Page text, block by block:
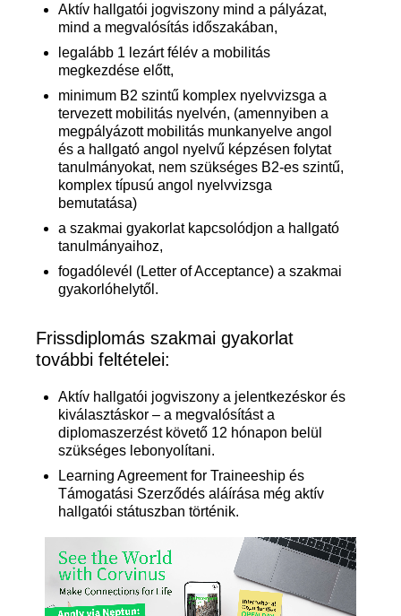
Aktív hallgatói jogviszony mind a pályázat,
mind a megvalósítás időszakában,
legalább 1 lezárt félév a mobilitás
megkezdése előtt,
minimum B2 szintű komplex nyelvvizsga a
tervezett mobilitás nyelvén, (amennyiben a
megpályázott mobilitás munkanyelve angol
és a hallgató angol nyelvű képzésen folytat
tanulmányokat, nem szükséges B2-es szintű,
komplex típusú angol nyelvvizsga
bemutatása)
a szakmai gyakorlat kapcsolódjon a hallgató
tanulmányaihoz,
fogadólevél (Letter of Acceptance) a szakmai
gyakorlóhelytől.
Frissdiplomás szakmai gyakorlat
további feltételei:
Aktív hallgatói jogviszony a jelentkezéskor és
kiválasztáskor – a megvalósítást a
diplomaszerzést követő 12 hónapon belül
szükséges lebonyolítani.
Learning Agreement for Traineeship és
Támogatási Szerződés aláírása még aktív
hallgatói státuszban történik.